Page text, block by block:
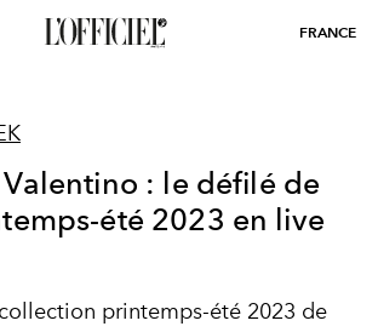
FRANCE
: le défilé de
été 2023 en live
printemps-été 2023 de